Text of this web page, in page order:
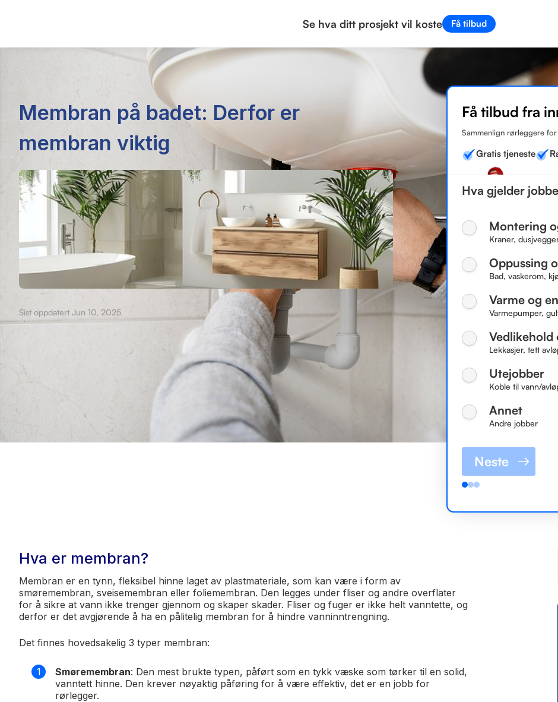
Se hva ditt prosjekt vil koste Få tilbud
Alle rørleggere
Membran på badet: Derfor er
membran viktig
Sist oppdatert Jun 10, 2025
Få tilbud fra
Sammenlign rørleggere
Gratis tjeneste
Hva gjelder
Montering
Kraner,
Oppussing
Bad, vaskerom,
Varme og
Varmepumper,
Vedlikehold
Lekkasjer, tett
Utejobber
Koble til vann/
Annet
Andre jobber
Neste
Hva er membran?
Membran er en tynn, fleksibel hinne laget av plastmateriale, som kan være i form av
smøremembran, sveisemembran eller foliemembran. Den legges under fliser og andre overflater
for å sikre at vann ikke trenger gjennom og skaper skader. Fliser og fuger er ikke helt vanntette, og
derfor er det avgjørende å ha en pålitelig membran for å hindre vanninntrengning.
Det finnes hovedsakelig 3 typer membran:
Smøremembran: Den mest brukte typen, påført som en tykk væske som tørker til en solid,
vanntett hinne. Den krever nøyaktig påføring for å være effektiv, det er en jobb for
rørlegger.